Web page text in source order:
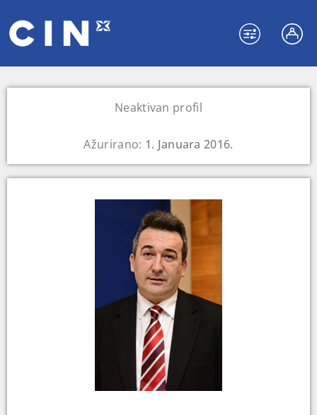
Neaktivan profil
Ažurirano: 1. Januara 2016.